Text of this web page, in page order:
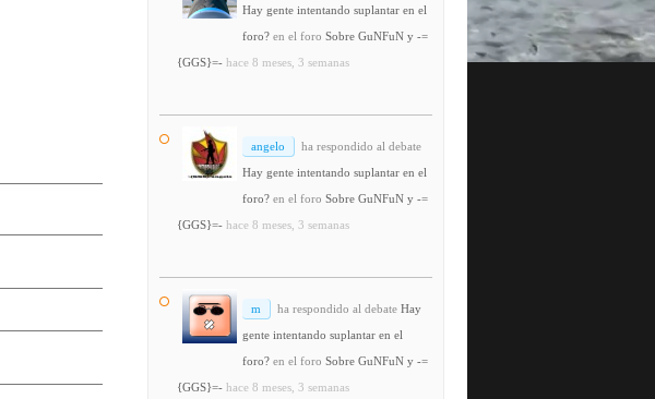
Hay gente intentando suplantar en el
foro? en el foro Sobre GuNFuN y -=
{GGS}=- hace 8 meses, 3 semanas
angelo
ha respondido al debate
Hay gente intentando suplantar en el
foro? en el foro Sobre GuNFuN y -=
{GGS}=- hace 8 meses, 3 semanas
m ha respondido al debate Hay
gente intentando suplantar en el
foro? en el foro Sobre GuNFuN y -=
{GGS}=- hace 8 meses, 3 semanas